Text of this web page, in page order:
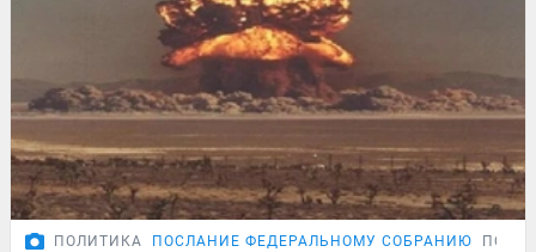
ПОЛИТИКА ПОСЛАНИЕ ФЕДЕРАЛЬНОМУ СОБРАНИЮ